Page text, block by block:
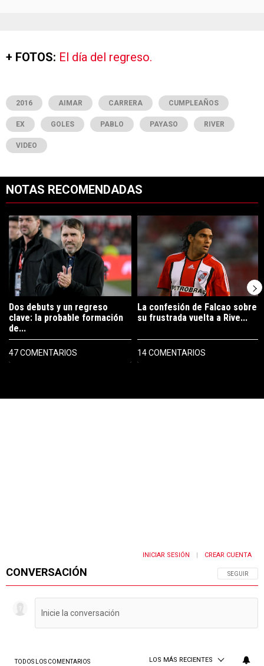
+ FOTOS: El día del regreso.
2016 AIMAR CARRERA CUMPLEAÑOS
EX GOLES PABLO PAYASO RIVER
VIDEO
NOTAS RECOMENDADAS
Un artículo de tendencia con el título "Dos debuts y un regreso
Dos debuts y un regreso
clave: la probable formación
de...
47 COMENTARIOS
Un artículo de tendencia con el
La confesión de Falcao sobre
su frustrada vuelta a Rive...
14 COMENTARIOS
CONVERSACIÓN SIGA ESTA
SEGUIR
INICIAR SESIÓN CREAR CUENTA
TODOS LOS COMENTARIOS LOS MÁS RECIENTES